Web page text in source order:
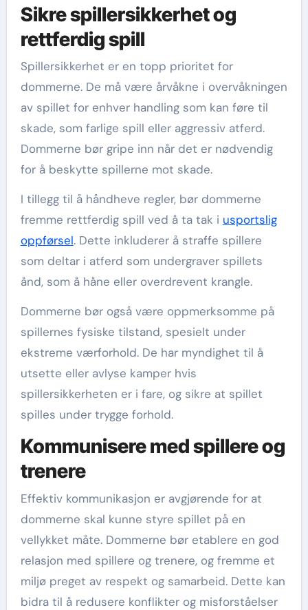
Sikre spillersikkerhet og
rettferdig spill
Spillersikkerhet er en topp prioritet for
dommerne. De må være årvåkne i overvåkningen
av spillet for enhver handling som kan føre til
skade, som farlige spill eller aggressiv atferd.
Dommerne bør gripe inn når det er nødvendig
for å beskytte spillerne mot skade.
I tillegg til å håndheve regler, bør dommerne
fremme rettferdig spill ved å ta tak i usportslig
oppførsel. Dette inkluderer å straffe spillere
som deltar i atferd som undergraver spillets
ånd, som å håne eller overdrevent krangle.
Dommerne bør også være oppmerksomme på
spillernes fysiske tilstand, spesielt under
ekstreme værforhold. De har myndighet til å
utsette eller avlyse kamper hvis
spillersikkerheten er i fare, og sikre at spillet
spilles under trygge forhold.
Kommunisere med spillere og
trenere
Effektiv kommunikasjon er avgjørende for at
dommerne skal kunne styre spillet på en
vellykket måte. Dommerne bør etablere en god
relasjon med spillere og trenere, og fremme et
miljø preget av respekt og samarbeid. Dette kan
bidra til å redusere konflikter og misforståelser